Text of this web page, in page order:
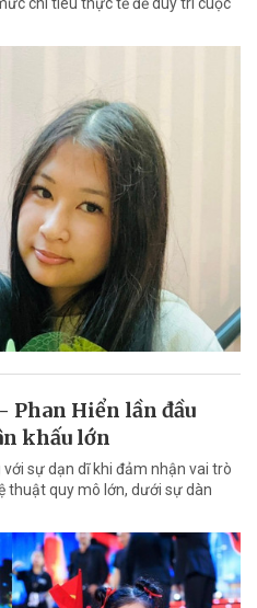
Phan Hiển lần đầu
khấu lớn
sự dạn dĩ khi đảm nhận vai trò
thuật quy mô lớn, dưới sự dàn